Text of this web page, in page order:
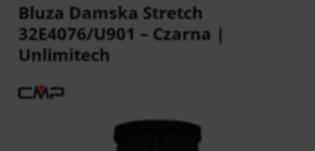
Bluza Damska Stretch
32E4076/U901 – Czarna |
Unlimitech